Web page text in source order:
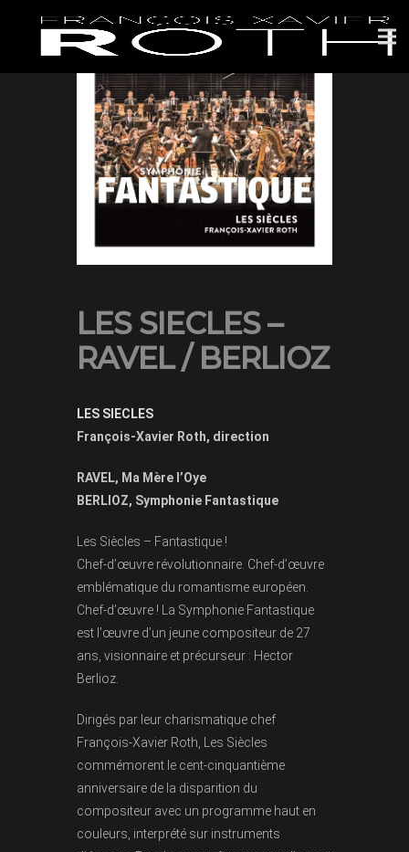
LES SIECLES –
RAVEL / BERLIOZ
LES SIECLES
François-Xavier Roth, direction
RAVEL, Ma Mère l’Oye
BERLIOZ, Symphonie Fantastique
Les Siècles – Fantastique !
Chef-d’œuvre révolutionnaire. Chef-d’œuvre
emblématique du romantisme européen.
Chef-d’œuvre ! La Symphonie Fantastique
est l’œuvre d’un jeune compositeur de 27
ans, visionnaire et précurseur : Hector
Berlioz.
Dirigés par leur charismatique chef
François-Xavier Roth, Les Siècles
commémorent le cent-cinquantième
anniversaire de la disparition du
compositeur avec un programme haut en
couleurs, interprété sur instruments